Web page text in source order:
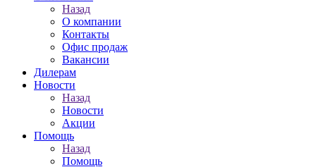
Назад
О компании
Контакты
Офис продаж
Вакансии
Дилерам
Новости
Назад
Новости
Акции
Помощь
Назад
Помощь